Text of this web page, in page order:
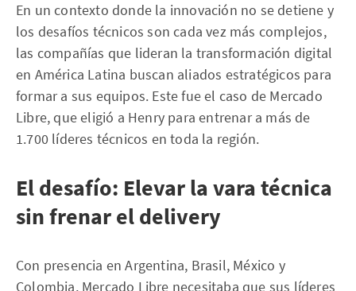
En un contexto donde la innovación no se detiene y
los desafíos técnicos son cada vez más complejos,
las compañías que lideran la transformación digital
en América Latina buscan aliados estratégicos para
formar a sus equipos. Este fue el caso de Mercado
Libre, que eligió a Henry para entrenar a más de
1.700 líderes técnicos en toda la región.
El desafío: Elevar la vara técnica
sin frenar el delivery
Con presencia en Argentina, Brasil, México y
Colombia, Mercado Libre necesitaba que sus líderes